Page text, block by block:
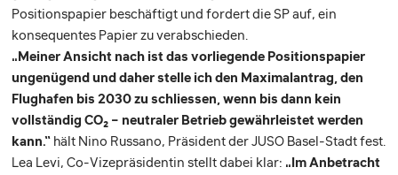
Positionspapier beschäftigt und fordert die SP auf, ein
konsequentes Papier zu verabschieden.
„Meiner Ansicht nach ist das vorliegende Positionspapier
ungenügend und daher stelle ich den Maximalantrag, den
Flughafen bis 2030 zu schliessen, wenn bis dann kein
vollständig CO2 – neutraler Betrieb gewährleistet werden
kann.“ hält Nino Russano, Präsident der JUSO Basel-Stadt fest.
Lea Levi, Co-Vizepräsidentin stellt dabei klar: „Im Anbetracht